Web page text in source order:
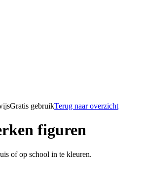
Gratis gebruikTerug naar overzicht
figuren
of op school in te kleuren.